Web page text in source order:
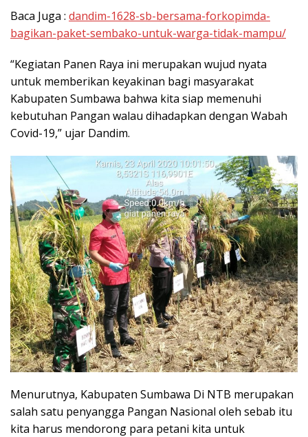
Baca Juga : dandim-1628-sb-bersama-forkopimda-
bagikan-paket-sembako-untuk-warga-tidak-mampu/
“Kegiatan Panen Raya ini merupakan wujud nyata
untuk memberikan keyakinan bagi masyarakat
Kabupaten Sumbawa bahwa kita siap memenuhi
kebutuhan Pangan walau dihadapkan dengan Wabah
Covid-19,” ujar Dandim.
Menurutnya, Kabupaten Sumbawa Di NTB merupakan
salah satu penyangga Pangan Nasional oleh sebab itu
kita harus mendorong para petani kita untuk